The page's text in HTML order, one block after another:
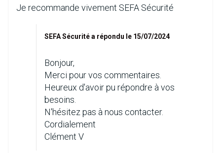
Je recommande vivement SEFA Sécurité
SEFA Sécurité a répondu le 15/07/2024
Bonjour,
Merci pour vos commentaires.
Heureux d'avoir pu répondre à vos
besoins.
N'hésitez pas à nous contacter.
Cordialement
Clément V